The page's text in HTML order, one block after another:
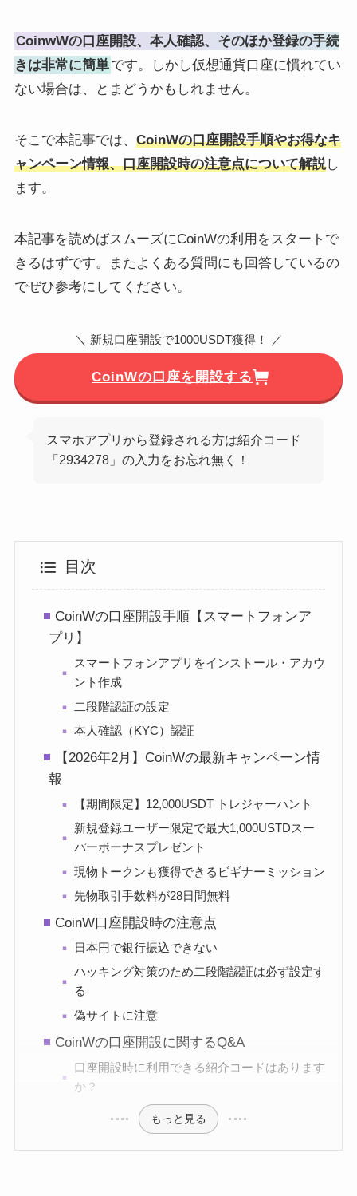
CoinwWの口座開設、本人確認、そのほか登録の手続
きは非常に簡単です。しかし仮想通貨口座に慣れてい
ない場合は、とまどうかもしれません。
そこで本記事では、 CoinWの口座開設手順やお得なキ
ャンペーン情報、口座開設時の注意点について解説し
ます。
本記事を読めばスムーズにCoinWの利用をスタートで
きるはずです。またよくある質問にも回答しているの
でぜひ参考にしてください。
＼ 新規口座開設で1000USDT獲得！ ／
CoinWの口座を開設する
スマホアプリから登録される方は紹介コード
「2934278」の入力をお忘れ無く！
目次
CoinWの口座開設手順【スマートフォンア
プリ】
スマートフォンアプリをインストール・アカウ
ント作成
二段階認証の設定
本人確認（KYC）認証
【2026年2月】CoinWの最新キャンペーン情
報
【期間限定】12,000USDT トレジャーハント
新規登録ユーザー限定で最大1,000USTDスー
パーボーナスプレゼント
現物トークンも獲得できるビギナーミッション
先物取引手数料が28日間無料
CoinW口座開設時の注意点
日本円で銀行振込できない
ハッキング対策のため二段階認証は必ず設定す
る
偽サイトに注意
CoinWの口座開設に関するQ&A
口座開設時に利用できる紹介コードはあります
か？
もっと見る